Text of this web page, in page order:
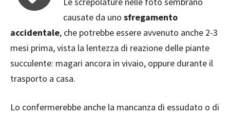
causate da uno sfregamento
accidentale, che potrebbe essere avvenuto anche 2-3
mesi prima, vista la lentezza di reazione delle piante
succulente: magari ancora in vivaio, oppure durante il
trasporto a casa.
Lo confermerebbe anche la mancanza di essudato o di